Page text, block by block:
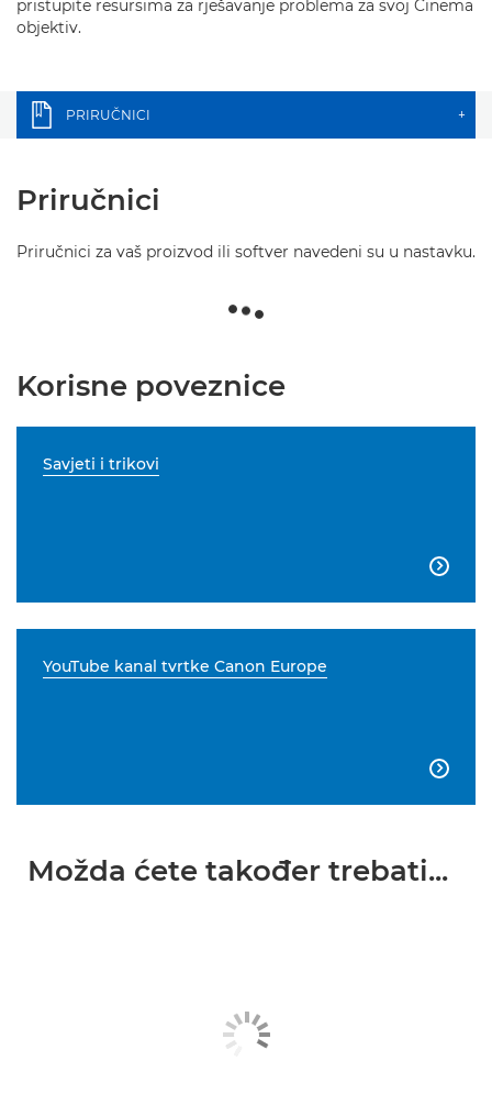
pristupite resursima za rješavanje problema za svoj Cinema
objektiv.
PRIRUČNICI +
Priručnici
Priručnici za vaš proizvod ili softver navedeni su u nastavku.
Korisne poveznice
Savjeti i trikovi

YouTube kanal tvrtke Canon Europe

Možda ćete također trebati...